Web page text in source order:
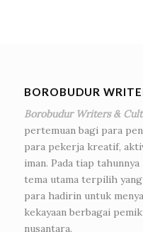
BOROBUDUR
Borobudur Writers &
pertemuan bagi para
para pekerja kreatif,
iman. Pada tiap
tema utama terpilih
para hadirin untuk
kekayaan berbagai
nusantara.